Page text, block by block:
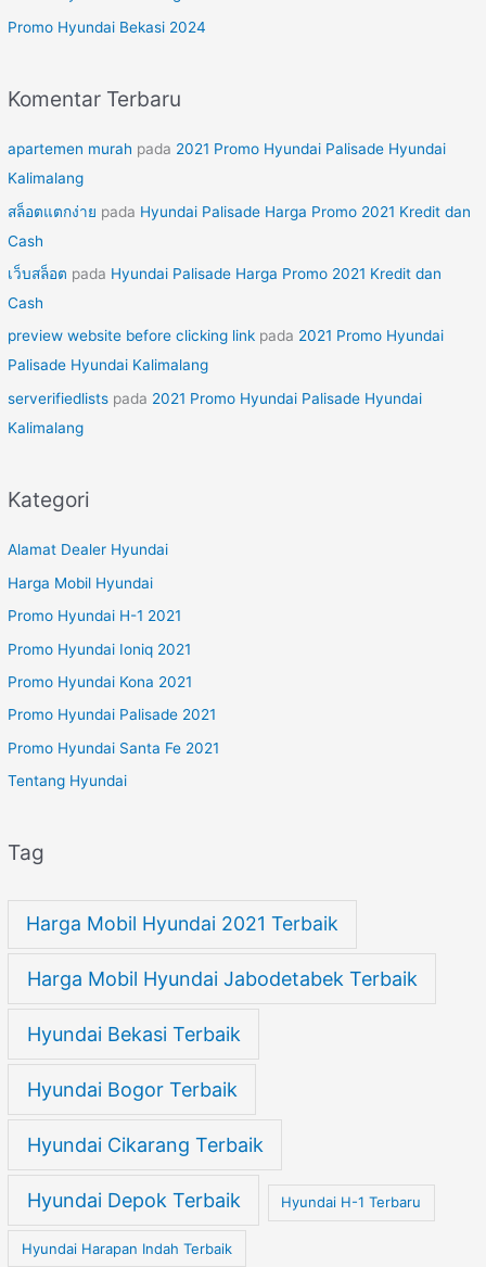
:Promo Hyundai Bekasi 2024
Komentar Terbaru
apartemen murah pada 2021 Promo Hyundai Palisade Hyundai
Kalimalang
สล็อตแตกง่าย pada Hyundai Palisade Harga Promo 2021 Kredit dan
Cash
เว็บสล็อต pada Hyundai Palisade Harga Promo 2021 Kredit dan
Cash
preview website before clicking link pada 2021 Promo Hyundai
Palisade Hyundai Kalimalang
serverifiedlists pada 2021 Promo Hyundai Palisade Hyundai
Kalimalang
Kategori
Alamat Dealer Hyundai
Harga Mobil Hyundai
Promo Hyundai H-1 2021
Promo Hyundai Ioniq 2021
Promo Hyundai Kona 2021
Promo Hyundai Palisade 2021
Promo Hyundai Santa Fe 2021
Tentang Hyundai
Tag
Harga Mobil Hyundai 2021 Terbaik
Harga Mobil Hyundai Jabodetabek Terbaik
Hyundai Bekasi Terbaik
Hyundai Bogor Terbaik
Hyundai Cikarang Terbaik
Hyundai Depok Terbaik Hyundai H-1 Terbaru
Hyundai Harapan Indah Terbaik